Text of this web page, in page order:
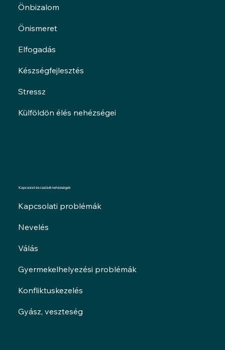
Kapcsolat és családi nehézségek
Kapcsolati problémák
Nevelés
Válás
Gyermekelhelyezési problémák
Konfliktuskezelés
Gyász, veszteség
Önbizalom
Önismeret
Elfogadás
Készségfejlesztés
Stressz
Külföldön élés nehézségei